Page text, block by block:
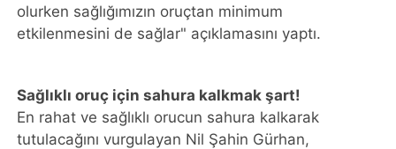
olurken sağlığımızın oruçtan minimum
etkilenmesini de sağlar" açıklamasını yaptı.
Sağlıklı oruç için sahura kalkmak şart!
En rahat ve sağlıklı orucun sahura kalkarak
tutulacağını vurgulayan Nil Şahin Gürhan,